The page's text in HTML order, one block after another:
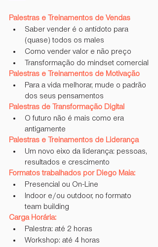
Palestras e Treinamentos de Vendas
Saber vender é o antídoto para
(quase) todos os males
Como vender valor e não preço
Transformação do mindset comercial
Palestras e Treinamentos de Motivação
Para a vida melhorar, mude o padrão
dos seus pensamentos
Palestras de Transformação Digital
O futuro não é mais como era
antigamente
Palestras e Treinamentos de Liderança
Um novo eixo da liderança: pessoas,
resultados e crescimento
Formatos trabalhados por Diego Maia:
Presencial ou On-Line
Indoor e/ou outdoor, no formato
team building
Carga Horária:
Palestra: até 2 horas
Workshop: até 4 horas